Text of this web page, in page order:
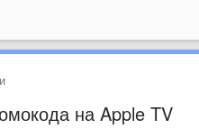
на Apple TV